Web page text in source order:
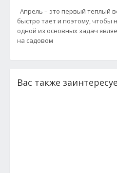
Апрель – это первый теплый
быстро тает и поэтому, чтобы
одной из основных задач
на садовом
Вас также